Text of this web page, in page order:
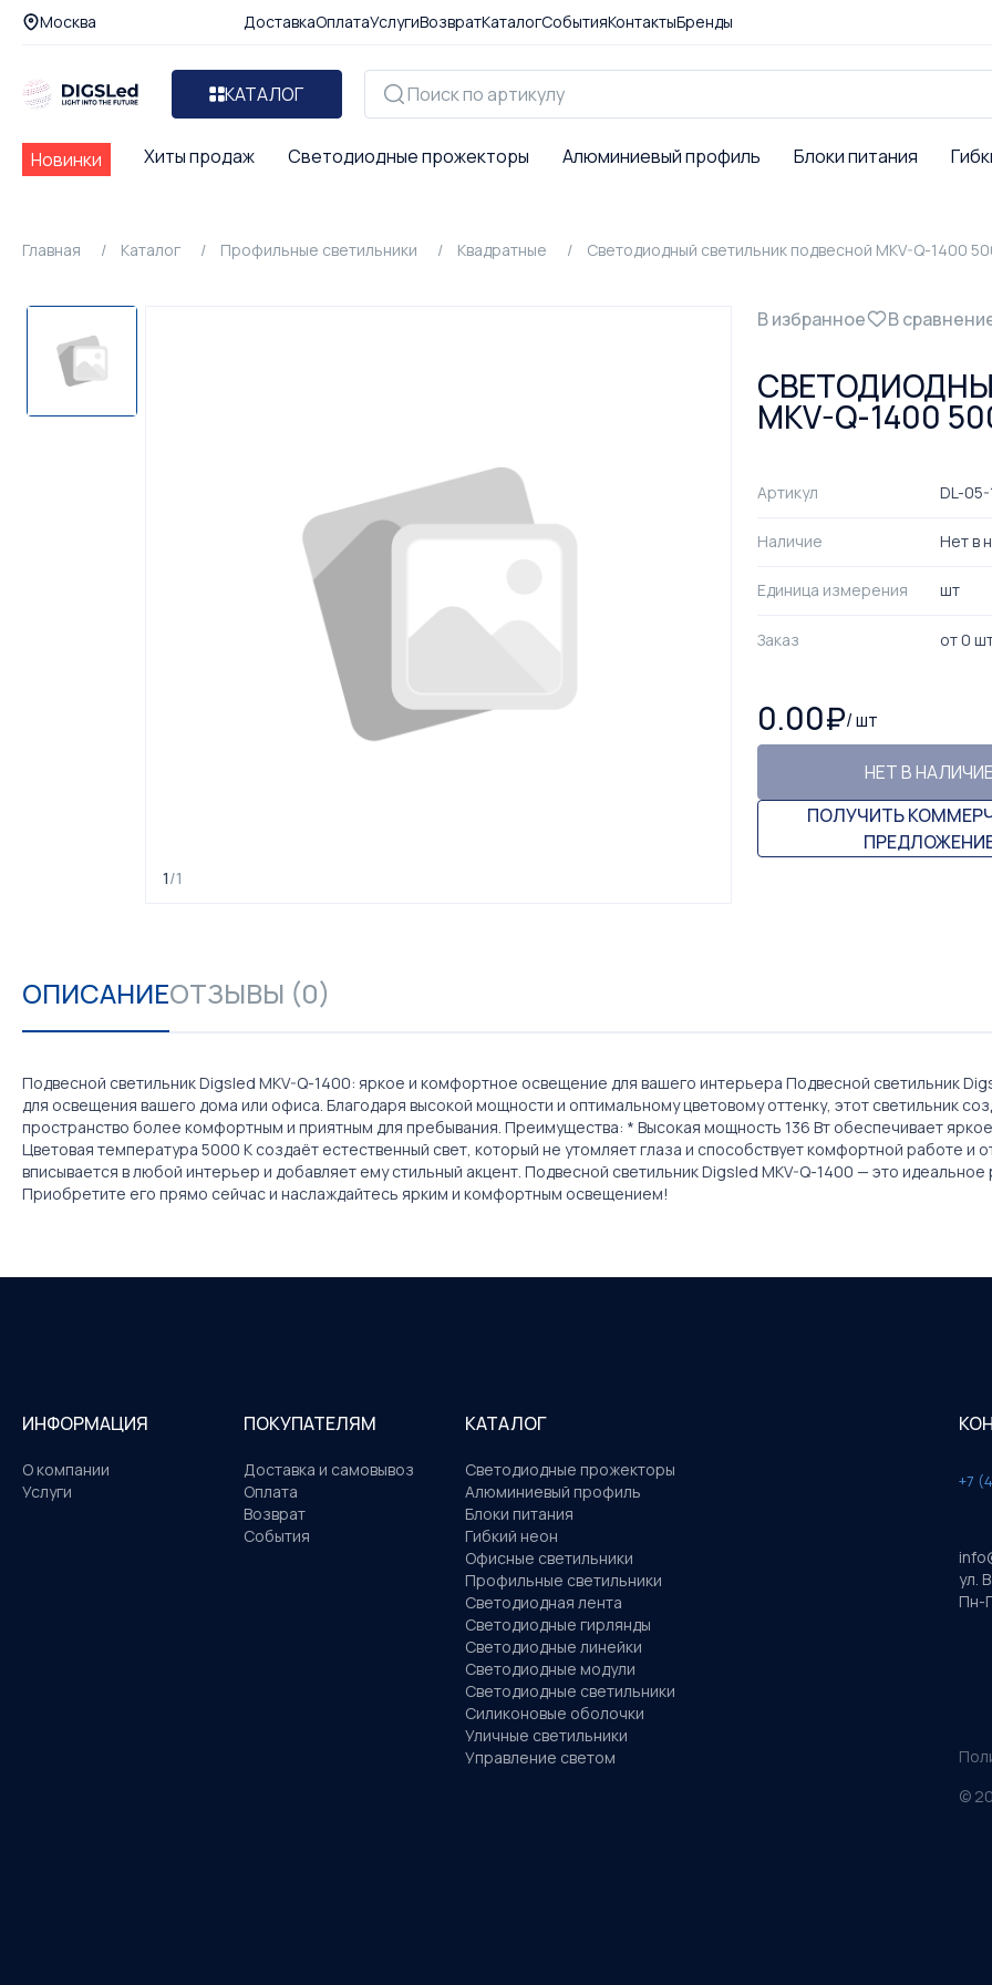
Москва ДоставкаОплатаУслугиВозвратКаталогСобытияКонтактыБренды
КАТАЛОГ
Новинки Хиты продаж Светодиодные прожекторы Алюминиевый профиль Блоки питания
Главная Каталог Профильные светильники Квадратные Светодиодный светильник подвесной MKV-Q-1400
1/1
В избранное В
MKV-Q-1400
Артикул DL-05-
Наличие Нет в
Единица измерения шт
Заказ от0
0.00₽/шт
НЕТ В НАЛИЧИЕ
ПОЛУЧИТЬ
ОПИСАНИЕОТЗЫВЫ (0)
Подвесной светильник Digsled MKV-Q-1400: яркое и комфортное освещение для вашего интерьера Подвесной светильник
для освещения вашего дома или офиса. Благодаря высокой мощности и оптимальному цветовому оттенку, этот светильник
пространство более комфортным и приятным для пребывания. Преимущества: * Высокая мощность 136 Вт обеспечивает
Цветовая температура 5000 К создаёт естественный свет, который не утомляет глаза и способствует комфортной работе и
вписывается в любой интерьер и добавляет ему стильный акцент. Подвесной светильник Digsled MKV-Q-1400 — это
Приобретите его прямо сейчас и наслаждайтесь ярким и комфортным освещением!
ИНФОРМАЦИЯ
О компании
Услуги
ПОКУПАТЕЛЯМ
Доставка и самовывоз
Оплата
Возврат
События
КАТАЛОГ
Светодиодные прожекторы
Алюминиевый профиль
Блоки питания
Гибкий неон
Офисные светильники
Профильные светильники
Светодиодная лента
Светодиодные гирлянды
Светодиодные линейки
Светодиодные модули
Светодиодные светильники
Силиконовые оболочки
Уличные светильники
Управление светом
+7
ул.
Пн-
©